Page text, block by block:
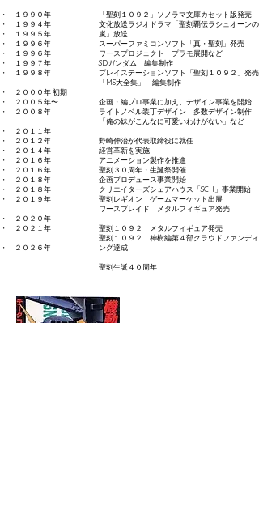
・ １９９０年
・ １９９４年
・ １９９５年
・ １９９６年
・ １９９６年
・ １９９７年
・ １９９８年
・ ２０００年 初期
・ ２００５年〜
・ ２００８年
・ ２０１１年
・ ２０１２年
・ ２０１４年
・ ２０１６年
・ ２０１６年
・ ２０１８年
・ ２０１８年
・ ２０１９年
・ ２０２０年
・ ２０２１年
・ ２０２６年
「聖刻１０９２」ソノラマ文庫カセット版発売
文化放送ラジオドラマ「聖刻覇伝ラシュオーンの
嵐」放送
スーパーファミコンソフト「真・聖刻」発売
ワースプロジェクト プラモ展開など
SDガンダム 編集制作
​プレイステーションソフト「聖刻１０９２」発売
「MS大全集」 編集制作
企画・編プロ事業に加え、デザイン事業を開始
ライトノベル装丁デザイン 多数デザイン制作
「俺の妹がこんなに可愛いわけがない」など
野崎伸治が代表取締役に就任
経営革新を実施
アニメーション製作を推進
聖刻３０周年・生誕祭開催
企画プロデュース事業開始
クリエイターズシェアハウス「SCH」事業開始
​聖刻レギオン ゲームマーケット出展
ワースブレイド メタルフィギュア発売
聖刻１０９２ メタルフィギュア発売
聖刻１０９２ 神樹編第４部クラウドファンディ
ング達成
聖刻生誕４０周年